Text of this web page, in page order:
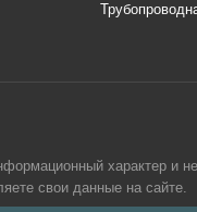
характер и
свои данные на сайте.